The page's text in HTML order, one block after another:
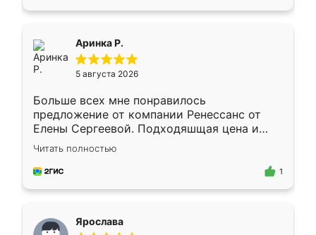
Аринка Р.
5 августа 2026
Больше всех мне понравилось
предложение от компании Ренессанс от
Елены Сергеевой. Подходяшщая цена и
короткие сроки изготовления. Приехавший
для замера сотрудник Владислав
предложил по моему эскизу самый
Читать полностью
1
Ярослава